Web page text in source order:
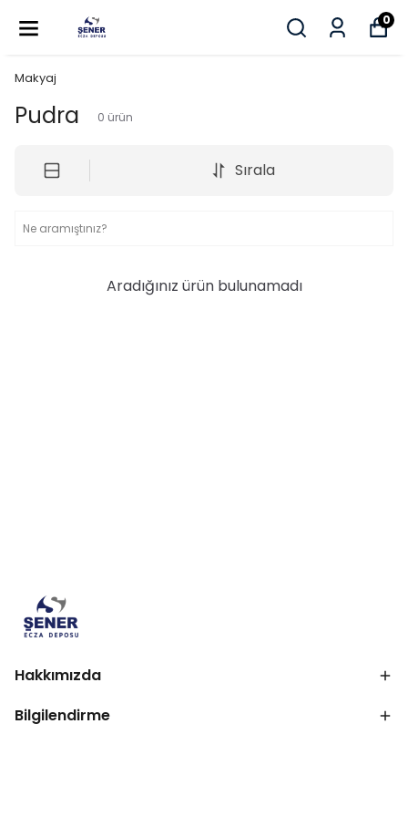
0
Makyaj
Pudra 0 ürün
Sırala
Aradığınız ürün bulunamadı
Hakkımızda
Bilgilendirme